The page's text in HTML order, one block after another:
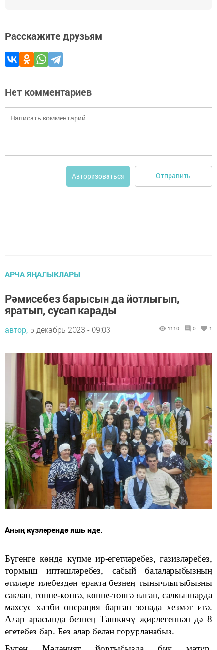
Расскажите друзьям
Нет комментариев
Авторизоваться Отправить
АРЧА ЯҢАЛЫКЛАРЫ
Рәмисебез барысын да йотлыгып,
яратып, сусап карады
автор, 5 декабрь 2023 - 09:03 1110 0 1
Аның күзләрендә яшь иде.
Бүгенге көндә күпме ир-егетләребез, газизләребез,
тормыш иптәшләребез, сабый балаларыбызның
әтиләре илебездән еракта безнең тынычлыгыбызны
саклап, төнне-көнгә, көнне-төнгә ялгап, салкыннарда
махсус хәрби операция барган зонада хезмәт итә.
Алар арасында безнең Ташкичү җирлегеннән дә 8
егетебез бар. Без алар белән горурланабыз.